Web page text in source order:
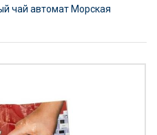
чай автомат Морская